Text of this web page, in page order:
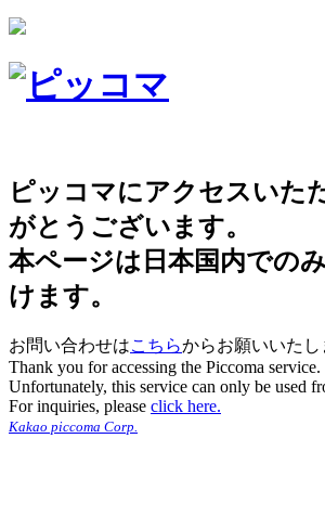
ピッコマにアクセスいた
がとうございます。
本ページは日本国内での
けます。
お問い合わせはこちらからお願いいたし
Thank you for accessing the Piccoma service.
Unfortunately, this service can only be used
For inquiries, please click here.
Kakao piccoma Corp.